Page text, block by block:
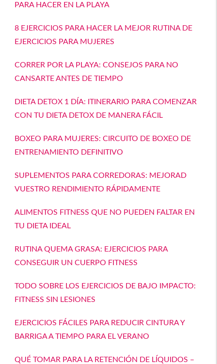
PARA HACER EN LA PLAYA
8 EJERCICIOS PARA HACER LA MEJOR RUTINA DE
EJERCICIOS PARA MUJERES
CORRER POR LA PLAYA: CONSEJOS PARA NO
CANSARTE ANTES DE TIEMPO
DIETA DETOX 1 DÍA: ITINERARIO PARA COMENZAR
CON TU DIETA DETOX DE MANERA FÁCIL
BOXEO PARA MUJERES: CIRCUITO DE BOXEO DE
ENTRENAMIENTO DEFINITIVO
SUPLEMENTOS PARA CORREDORAS: MEJORAD
VUESTRO RENDIMIENTO RÁPIDAMENTE
ALIMENTOS FITNESS QUE NO PUEDEN FALTAR EN
TU DIETA IDEAL
RUTINA QUEMA GRASA: EJERCICIOS PARA
CONSEGUIR UN CUERPO FITNESS
TODO SOBRE LOS EJERCICIOS DE BAJO IMPACTO:
FITNESS SIN LESIONES
EJERCICIOS FÁCILES PARA REDUCIR CINTURA Y
BARRIGA A TIEMPO PARA EL VERANO
QUÉ TOMAR PARA LA RETENCIÓN DE LÍQUIDOS –